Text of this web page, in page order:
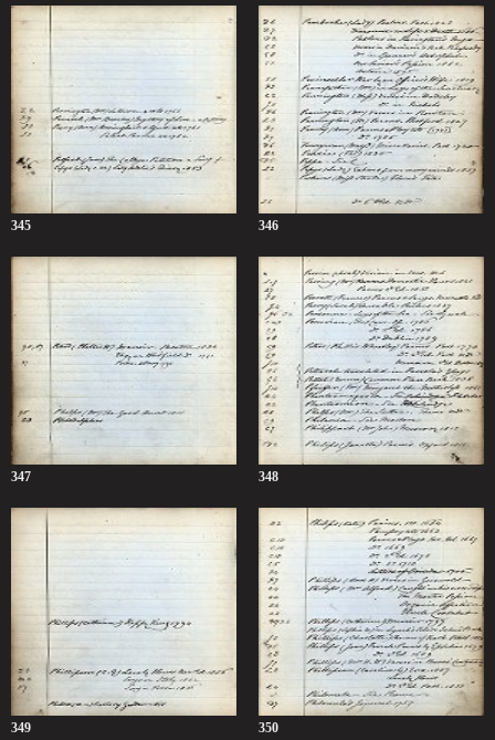
345 346
347 348
349 350